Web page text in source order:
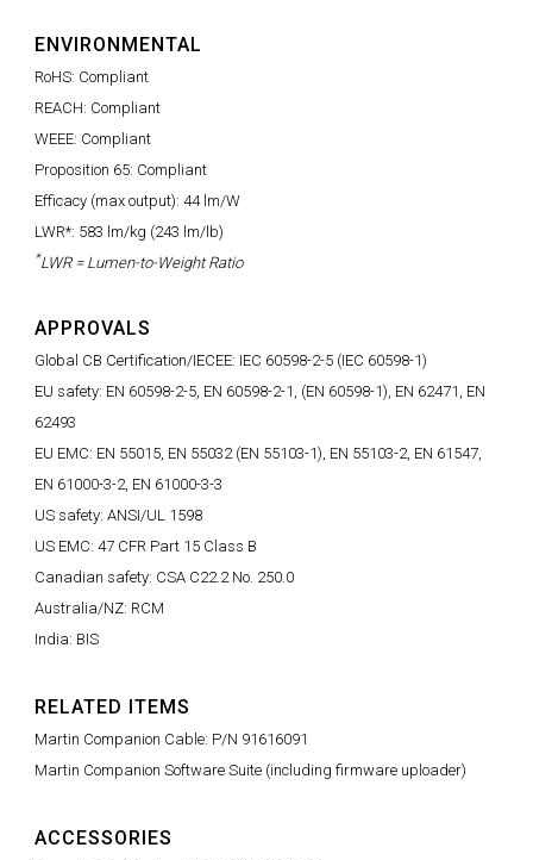
ENVIRONMENTAL
RoHS: Compliant
REACH: Compliant
WEEE: Compliant
Proposition 65: Compliant
Efficacy (max output): 44 lm/W
LWR*: 583 lm/kg (243 lm/lb)
*LWR = Lumen-to-Weight Ratio
APPROVALS
Global CB Certification/IECEE: IEC 60598-2-5 (IEC 60598-1)
EU safety: EN 60598-2-5, EN 60598-2-1, (EN 60598-1), EN 62471, EN
62493
EU EMC: EN 55015, EN 55032 (EN 55103-1), EN 55103-2, EN 61547,
EN 61000-3-2, EN 61000-3-3
US safety: ANSI/UL 1598
US EMC: 47 CFR Part 15 Class B
Canadian safety: CSA C22.2 No. 250.0
Australia/NZ: RCM
India: BIS
RELATED ITEMS
Martin Companion Cable: P/N 91616091
Martin Companion Software Suite (including firmware uploader)
ACCESSORIES